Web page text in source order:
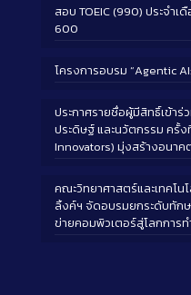
สอบ TOEIC (990) ประจำ
600
โครงการอบรม “Agentic AI:
ประกาศรายชื่อผู้มีสิทธิ์เข้าร่
ประดิษฐ์ และนวัตกรรม ครั้ง
Innovators) มุ่งสร้างอนา
คณะวิทยาศาสตร์และเทคโ
ลิ้งค์ฯ จัดอบรมยกระดับทักษ
ข่ายคอมพิวเตอร์สู่โลกการ